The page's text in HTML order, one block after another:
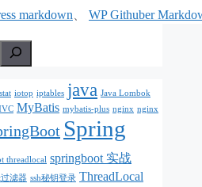
markdown、 WP Githuber
iotop iptables java Java Lombok
MyBatis mybatis-plus nginx nginx
Spring
threadlocal springboot 实战
滤器 ssh秘钥登录 ThreadLocal